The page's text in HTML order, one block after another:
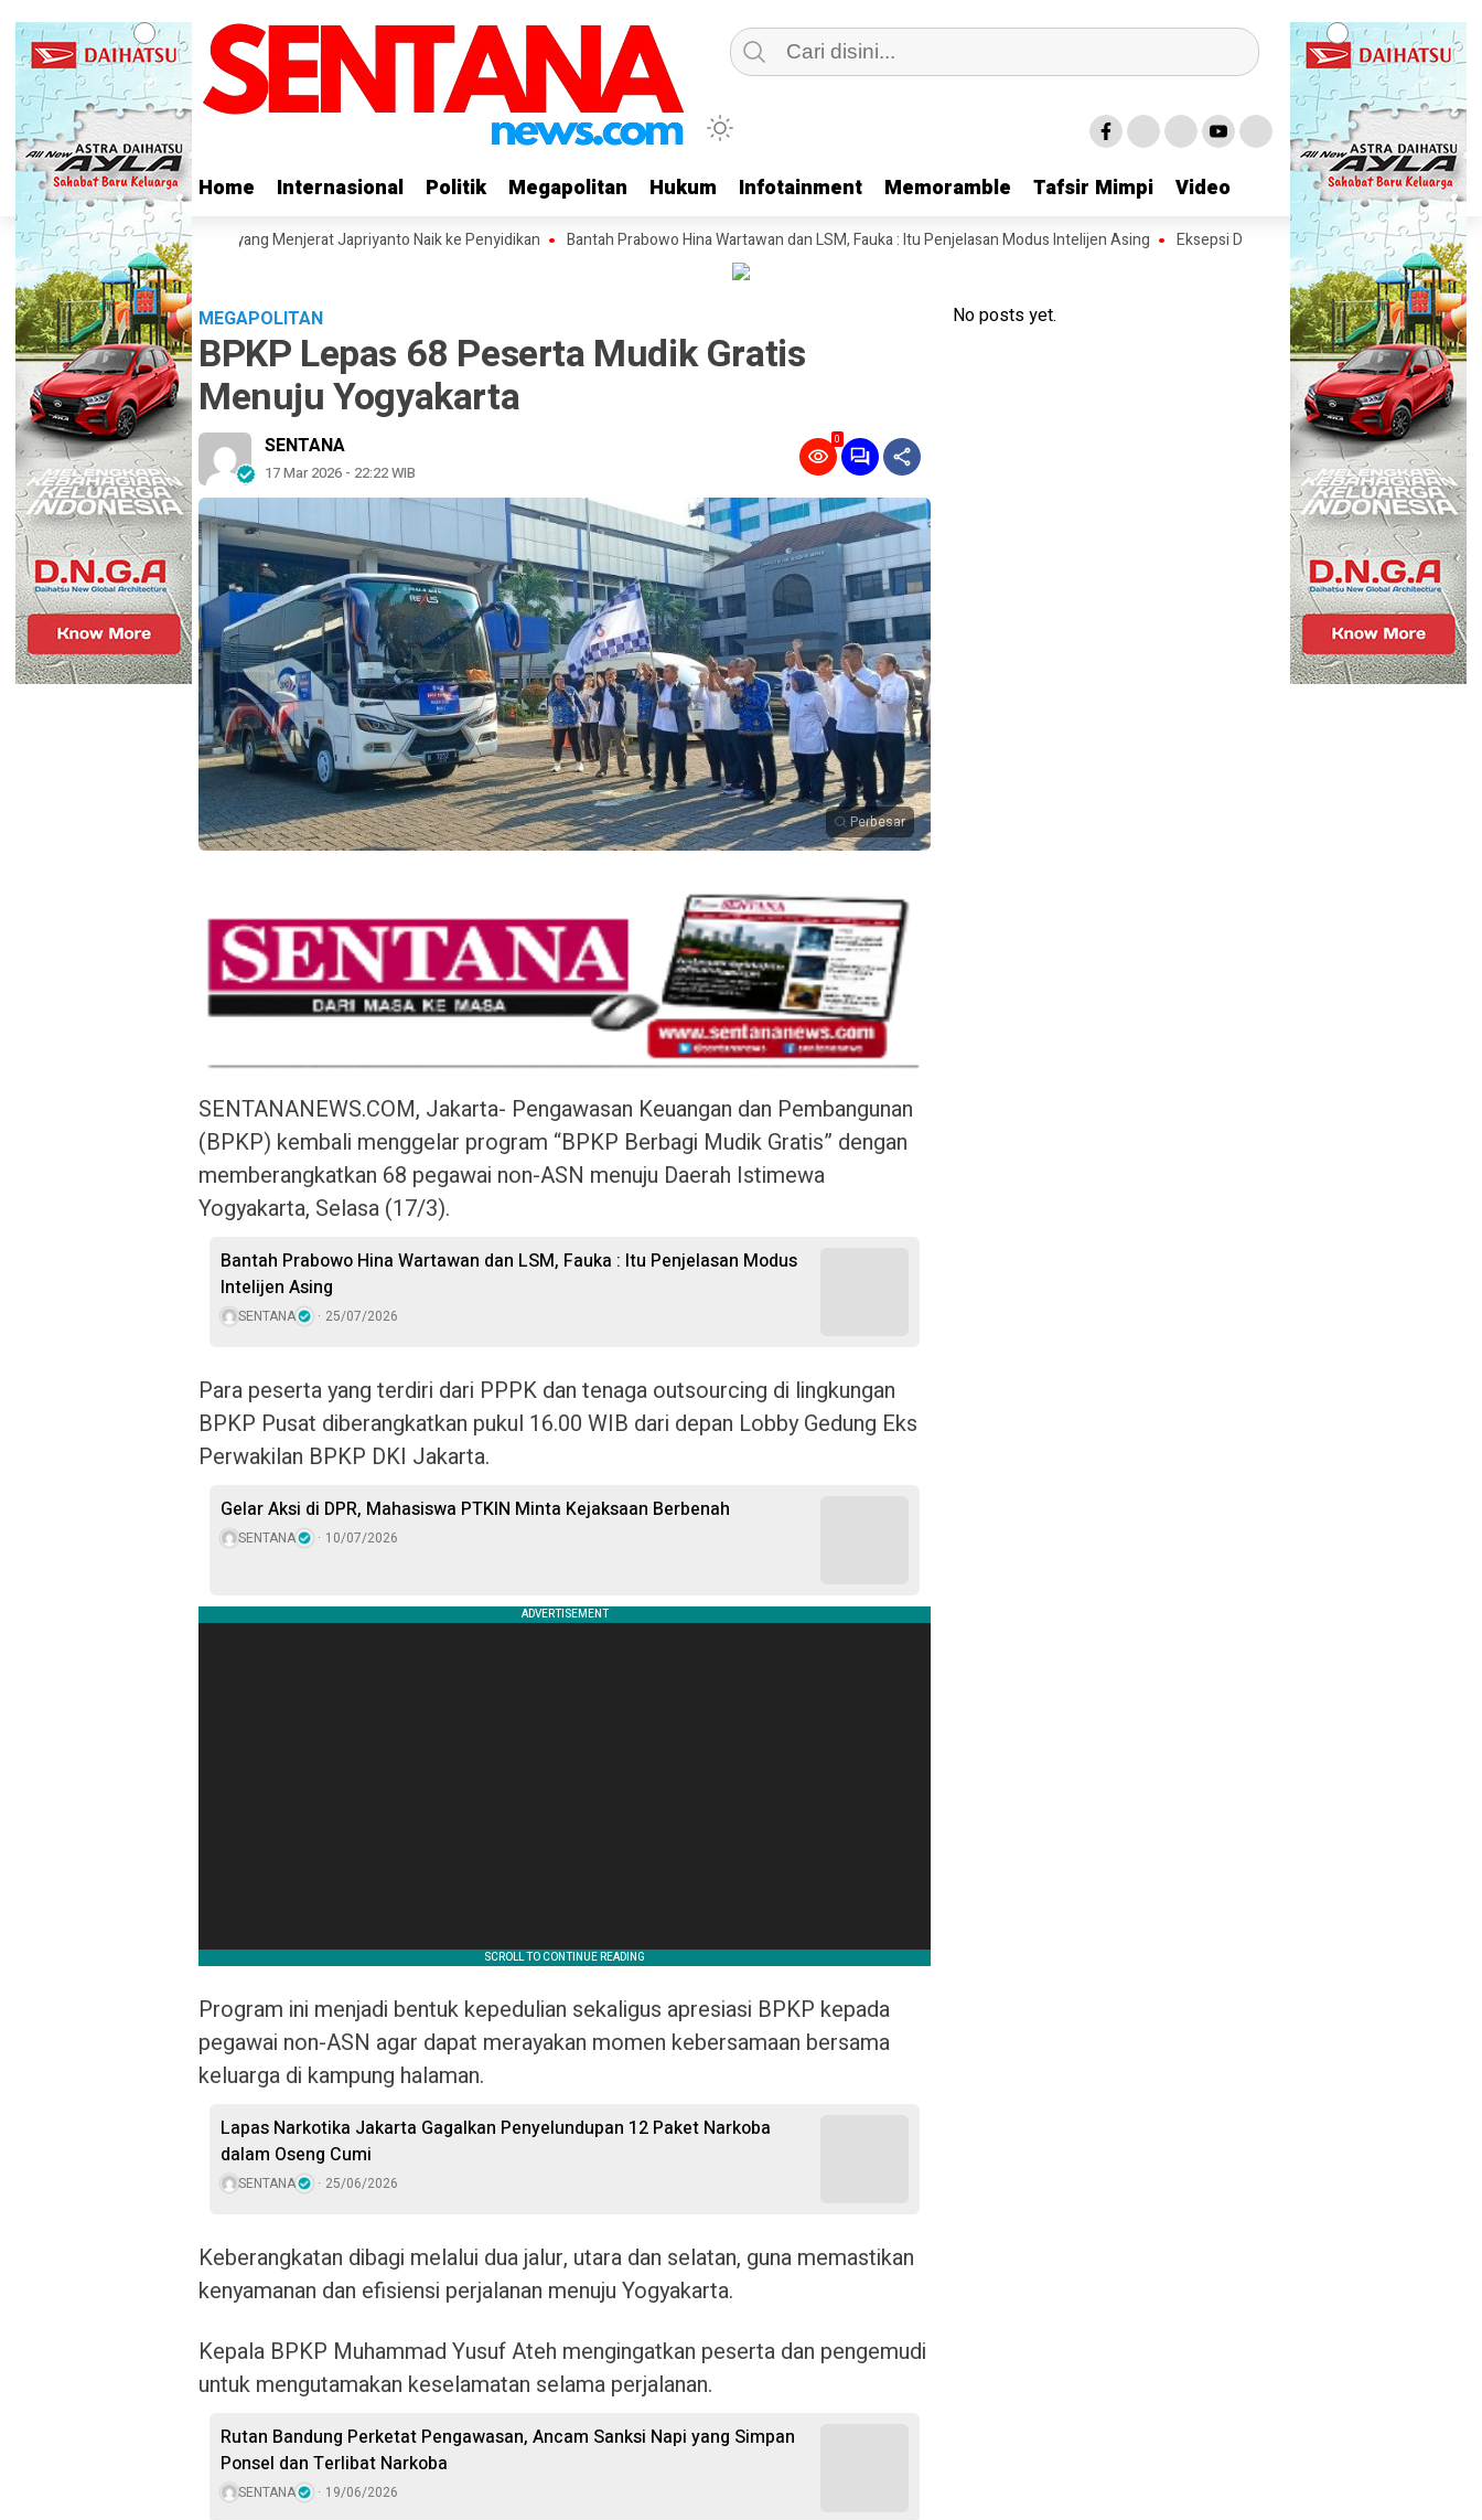
Home Internasional Politik Megapolitan Hukum Infotainment Memoramble Tafsir Mimpi Video
Home Internasional Politik Megapolitan Hukum Infotainment Memoramble Tafsir Mimpi Video
Pekarangan Tanpa Izin yang Menjerat Japriyanto Naik ke Penyidikan Bantah Prabowo Hina Wartawan dan LSM, Fauka : Itu Penjelasan Modus Intelijen Asing Eksepsi Ditolak, Sidang Ratu Terduga Penipuan
MEGAPOLITAN
BPKP Lepas 68 Peserta Mudik Gratis
Menuju Yogyakarta
SENTANA
17 Mar 2026 - 22:22 WIB
0
Perbesar
SENTANANEWS.COM, Jakarta- Pengawasan Keuangan dan Pembangunan
(BPKP) kembali menggelar program “BPKP Berbagi Mudik Gratis” dengan
memberangkatkan 68 pegawai non-ASN menuju Daerah Istimewa
Yogyakarta, Selasa (17/3).
Bantah Prabowo Hina Wartawan dan LSM, Fauka : Itu Penjelasan Modus
Intelijen Asing
SENTANA 25/07/2026
Para peserta yang terdiri dari PPPK dan tenaga outsourcing di lingkungan
BPKP Pusat diberangkatkan pukul 16.00 WIB dari depan Lobby Gedung Eks
Perwakilan BPKP DKI Jakarta.
Gelar Aksi di DPR, Mahasiswa PTKIN Minta Kejaksaan Berbenah
SENTANA 10/07/2026
Program ini menjadi bentuk kepedulian sekaligus apresiasi BPKP kepada
pegawai non-ASN agar dapat merayakan momen kebersamaan bersama
keluarga di kampung halaman.
Lapas Narkotika Jakarta Gagalkan Penyelundupan 12 Paket Narkoba
dalam Oseng Cumi
SENTANA 25/06/2026
Keberangkatan dibagi melalui dua jalur, utara dan selatan, guna memastikan
kenyamanan dan efisiensi perjalanan menuju Yogyakarta.
Kepala BPKP Muhammad Yusuf Ateh mengingatkan peserta dan pengemudi
untuk mengutamakan keselamatan selama perjalanan.
Rutan Bandung Perketat Pengawasan, Ancam Sanksi Napi yang Simpan
Ponsel dan Terlibat Narkoba
SENTANA 19/06/2026
No posts yet.